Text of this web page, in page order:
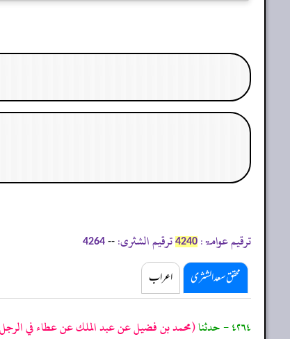
ترقیم عوامۃ: 4240 ترقیم الشثری: --
4264
محقق سعد الشثری اعراب
٤٢٦٤ - حدثنا (محمد بن فضيل عن عبد الملك عن عطاء في الرجل